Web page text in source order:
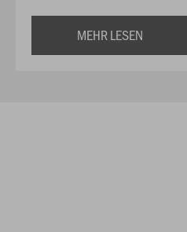
MEHR LESEN